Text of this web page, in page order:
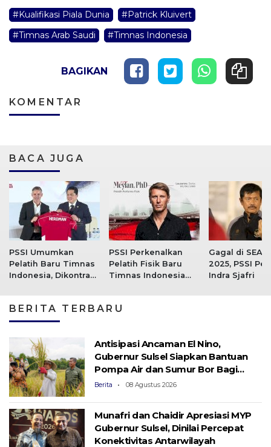
#Kualifikasi Piala Dunia
#Patrick Kluivert
#Timnas Arab Saudi
#Timnas Indonesia
BAGIKAN
KOMENTAR
BACA JUGA
PSSI Umumkan
Pelatih Baru Timnas
Indonesia, Dikontrak
PSSI Perkenalkan
Pelatih Fisik Baru
Timnas Indonesia
Gagal di SEA
2025, PSSI
Indra Sjafri
BERITA TERBARU
Antisipasi Ancaman El Nino,
Gubernur Sulsel Siapkan Bantuan
Pompa Air dan Sumur Bor Bagi
Lahan Pertanian
Berita 08 Agustus 2026
Munafri dan Chaidir Apresiasi MYP
Gubernur Sulsel, Dinilai Percepat
Konektivitas Antarwilayah